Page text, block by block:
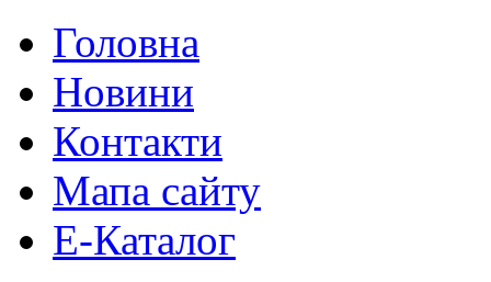
Головна
Новини
Контакти
Мапа сайту
Е-Каталог